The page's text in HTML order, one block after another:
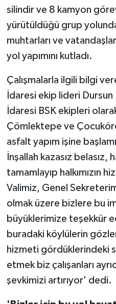
silindir ve 8 kamyon
yürütüldüğü grup
muhtarları ve
yol yapımını kutladı.
Çalışmalarla ilgili bilgi
İdaresi ekip lideri
İdaresi BSK ekipleri
Çömlektepe ve
asfalt yapım işine
İnşallah kazasız belasız,
tamamlayıp halkımızın
Valimiz, Genel
olmak üzere bizlere bu
büyüklerimize teşekkür
buradaki köylülerin
hizmeti gördüklerindeki
etmek biz çalışanları
şevkimizi artırıyor' dedi.